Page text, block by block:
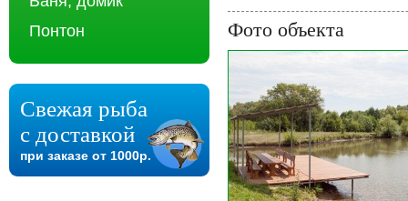
Понтон
Свежая рыба
с доставкой
при заказе от 1000р.
Фото объекта